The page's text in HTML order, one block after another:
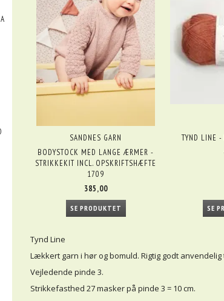
SANDNES GARN
BODYSTOCK MED LANGE ÆRMER -
STRIKKEKIT INCL. OPSKRIFTSHÆFTE
1709
385,00
SE PRODUKTET
TYND LINE
SE
Tynd Line
Lækkert garn i hør og bomuld. Rigtig godt anvendelig
Vejledende pinde 3.
Strikkefasthed 27 masker på pinde 3 = 10 cm.